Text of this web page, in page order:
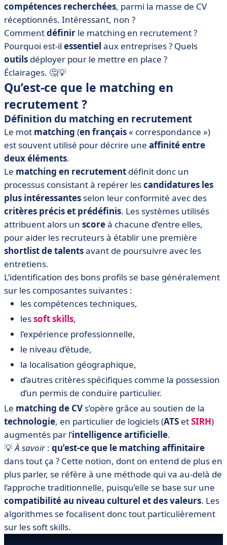
compétences recherchées, parmi la masse de CV
réceptionnés. Intéressant, non ?
Commentdéfinir le matching en recrutement ?
Pourquoi est-il essentiel aux entreprises ? Quels
outils déployer pour le mettre en place ?
Éclairages. 🤔💡
Qu’est-ce que le matching en
recrutement ?
Définition du matching en recrutement
Le mot matching (en français« correspondance »)
est souvent utilisé pour décrire une affinité entre
deux éléments.
Le matching en recrutement définit donc un
processus consistant à repérer lescandidatures les
plus intéressantes selon leur conformité avec des
critères précis et prédéfinis. Les systèmes utilisés
attribuent alors un scoreà chacune d’entre elles,
pour aider les recruteurs à établir une première
shortlist de talentsavant de poursuivre avec les
entretiens.
L’identification des bons profils se base généralement
sur les composantes suivantes :
les compétences techniques,
lessoft skills,
l’expérience professionnelle,
le niveau d’étude,
la localisation géographique,
d’autres critères spécifiques comme la possession
d’un permis de conduire particulier.
Le matching de CV s’opère grâce au soutien de la
technologie, en particulier de logiciels (ATS etSIRH)
augmentés par l’intelligence artificielle.
💡À savoir: qu’est-ce que le matching affinitaire
dans tout ça ? Cette notion, dont on entend de plus en
plus parler, se réfère à une méthode qui va au-delà de
l’approche traditionnelle, puisqu’elle se base sur une
compatibilité au niveau culturel et des valeurs. Les
algorithmes se focalisent donc tout particulièrement
sur les soft skills.